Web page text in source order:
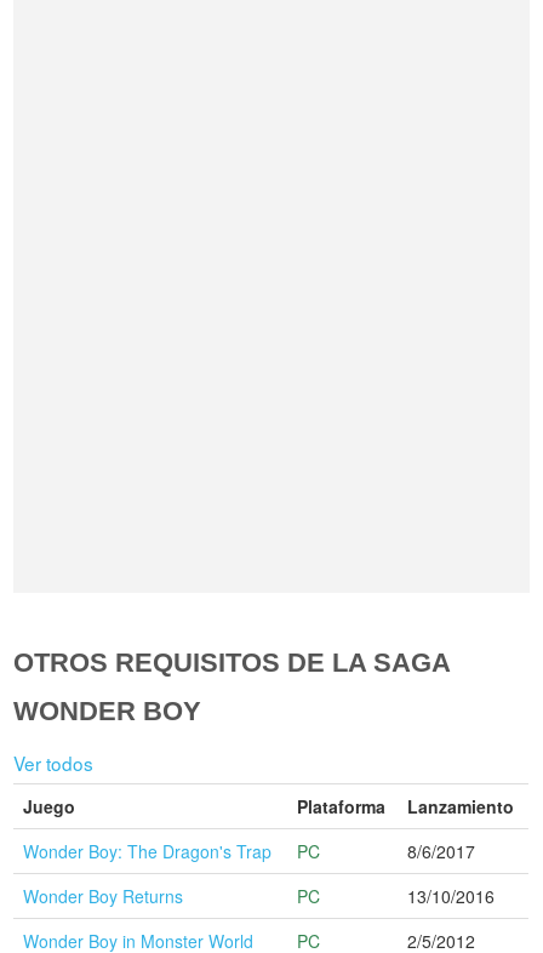
OTROS REQUISITOS DE LA SAGA
WONDER BOY
Ver todos
Juego Plataforma
Lanzamiento
Wonder Boy: The Dragon's Trap
PC
8/6/2017
Wonder Boy Returns
PC
13/10/2016
Wonder Boy in Monster World
PC 2/5/2012